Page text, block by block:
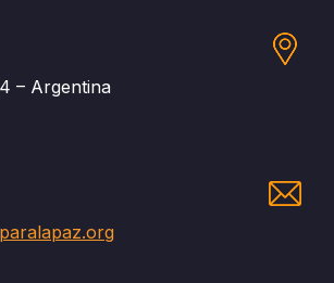
– Argentina